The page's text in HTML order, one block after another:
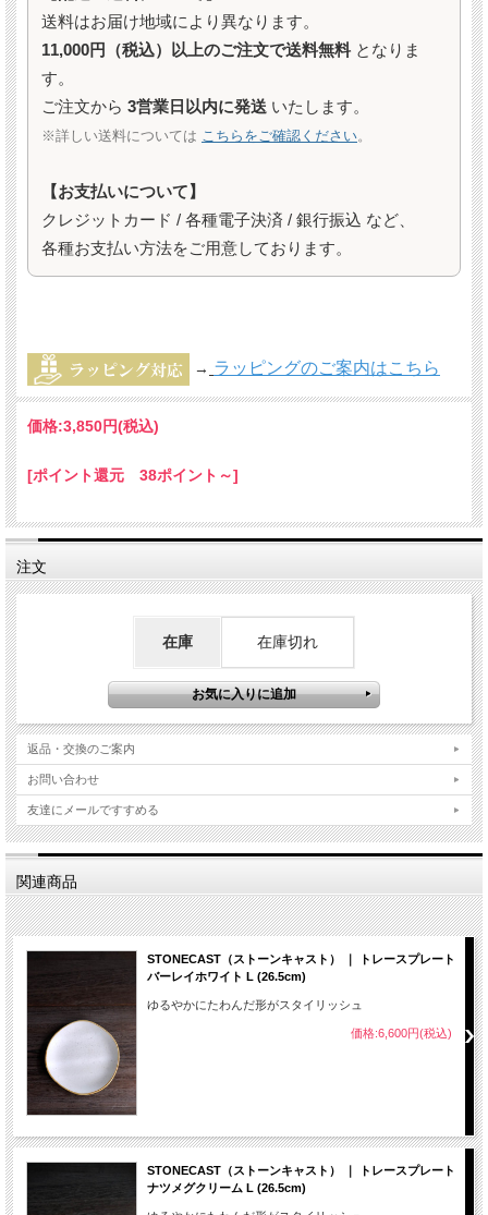
送料はお届け地域により異なります。
11,000円（税込）以上のご注文で送料無料 となりま
す。
ご注文から 3営業日以内に発送 いたします。
※詳しい送料については こちらをご確認ください。
【お支払いについて】
クレジットカード / 各種電子決済 / 銀行振込 など、
各種お支払い方法をご用意しております。
→ ラッピングのご案内はこちら
価格:3,850円(税込)
[ポイント還元 38ポイント～]
注文
在庫 在庫切れ
返品・交換のご案内
お問い合わせ
友達にメールですすめる
関連商品
STONECAST（ストーンキャスト） ｜ トレースプレート
バーレイホワイト L (26.5cm)
ゆるやかにたわんだ形がスタイリッシュ
価格:6,600円(税込)
STONECAST（ストーンキャスト） ｜ トレースプレート
ナツメグクリーム L (26.5cm)